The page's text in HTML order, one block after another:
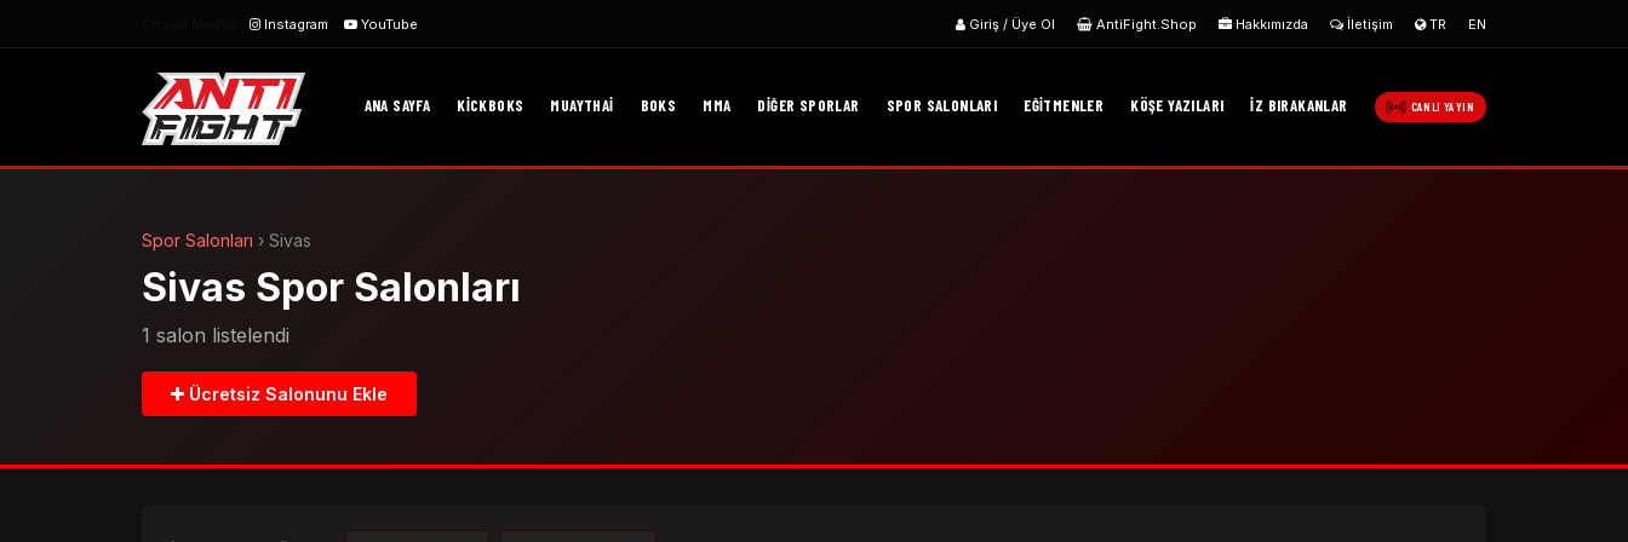
Instagram YouTube Giriş / Üye Ol AntiFight.Shop Hakkımızda İletişim TR EN
ANA SAYFA KICKBOKS MUAYTHAI BOKS MMA DIĞER SPORLAR SPOR SALONLARI EĞITMENLER KÖŞE YAZILARI İZ BIRAKANLAR CANLI YAYIN
Spor Salonları › Sivas
Sivas Spor Salonları
1 salon listelendi
Ücretsiz Salonunu Ekle